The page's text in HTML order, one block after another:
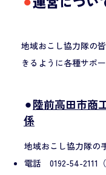
地域おこし協力隊の
きるように各種サポ
⚫︎陸前高田市商
係
地域おこし協力隊の
電話 0192-54-2111（